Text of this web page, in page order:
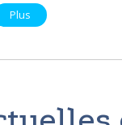
Plus